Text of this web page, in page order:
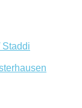
Staddi